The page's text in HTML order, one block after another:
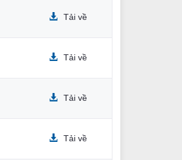
Tải về
Tải về
Tải về
Tải về